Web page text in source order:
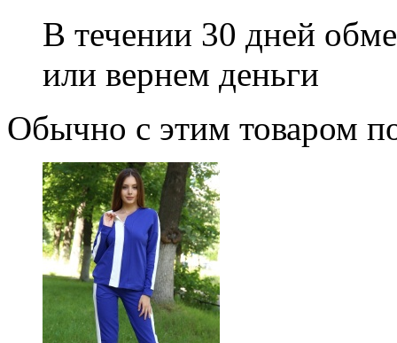
В течении 30 дней
или вернем деньги
Обычно с этим товаром